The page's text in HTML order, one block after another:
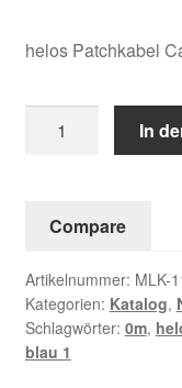
helos Patchkabel
Patchkabel
AWG
blau
1,0m
Menge
In
Compare
Artikelnummer: MLK-
Kategorien: Katalog,
Schlagwörter: 0m,
blau 1